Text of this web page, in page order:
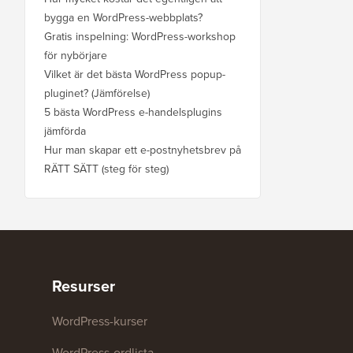
bygga en WordPress-webbplats?
Gratis inspelning: WordPress-workshop
för nybörjare
Vilket är det bästa WordPress popup-
pluginet? (Jämförelse)
5 bästa WordPress e-handelsplugins
jämförda
Hur man skapar ett e-postnyhetsbrev på
RÄTT SÄTT (steg för steg)
Resurser
WordPress-kurser